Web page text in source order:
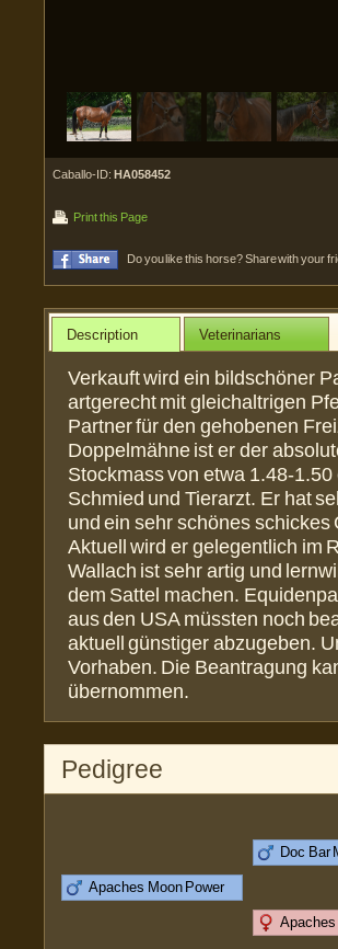
Caballo-ID: HA058452
Print this Page
Do you like this horse? Share with your
Description Veterinarians
Verkauft wird ein bildschöner
artgerecht mit gleichaltrigen
Partner für den gehobenen
Doppelmähne ist er der
Stockmass von etwa 1.48-
Schmied und Tierarzt. Er hat
und ein sehr schönes
Aktuell wird er gelegentlich im
Wallach ist sehr artig und
dem Sattel machen.
aus den USA müssten noch
aktuell günstiger abzugeben.
Vorhaben. Die Beantragung
übernommen.
Pedigree
Apaches Moon Power
Doc Bar
Apaches